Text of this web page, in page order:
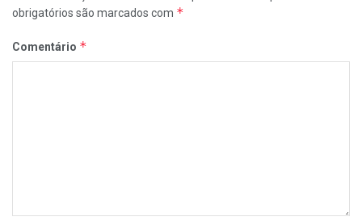
obrigatórios são marcados com *
Comentário *